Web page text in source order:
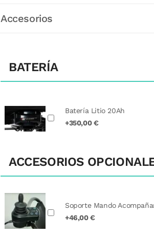
Accesorios
BATERÍA
Batería Litio 20Ah
+350,00 €
ACCESORIOS
Soporte Mando
+46,00 €